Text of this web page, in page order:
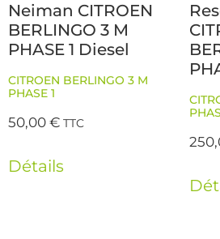
Neiman CITROEN
BERLINGO 3 M
PHASE 1 Diesel
CITROEN BERLINGO 3 M
PHASE 1
50,00€ TTC
Détails